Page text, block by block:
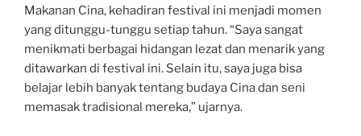
Makanan Cina, kehadiran festival ini menjadi momen
yang ditunggu-tunggu setiap tahun. “Saya sangat
menikmati berbagai hidangan lezat dan menarik yang
ditawarkan di festival ini. Selain itu, saya juga bisa
belajar lebih banyak tentang budaya Cina dan seni
memasak tradisional mereka,” ujarnya.